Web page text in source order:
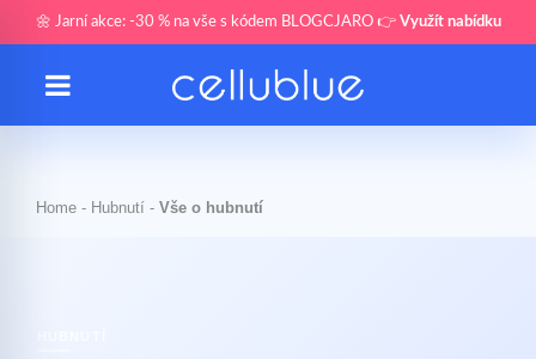
🌼 Jarní akce: -30 % na vše s kódem BLOGCJARO 👉 Využít nabídku
Home - Hubnutí - Vše o hubnutí